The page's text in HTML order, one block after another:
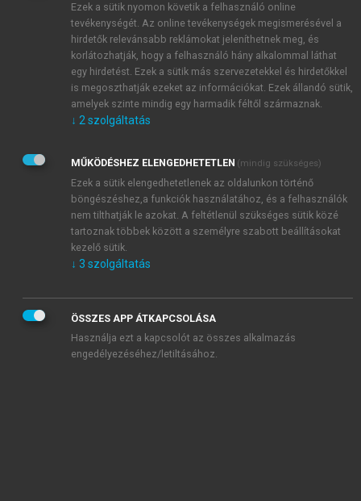
JELSZÓ ÚJRA
Kérek értesítést a MeRSZ újdonságairól, akcióiról.
Kérek értesítést az Akadémiai Kiadó Zrt. újdonságairól,
Adatkezelési tájékoztatóbanfoglaltakat tudomásul
veszem és elfogadom.
Általános vásárlási feltételeket, valamint a szotar.netés a
mersz.huoldalak licencszerződéseiben foglaltakat
tudomásul veszem és elfogadom.
KIPRÓBÁLOM
Ezek a sütik nyomon követik a felhasználó online
tevékenységét. Az online tevékenységek megismerésével a
hirdetők relevánsabb reklámokat jeleníthetnek meg, és
korlátozhatják, hogy a felhasználó hány alkalommal láthat
egy hirdetést. Ezek a sütik más szervezetekkel és hirdetőkkel
is megoszthatják ezeket az információkat. Ezek állandó sütik,
amelyek szinte mindig egy harmadik féltől származnak.
↓ 2 szolgáltatás
MŰKÖDÉSHEZ ELENGEDHETETLEN (mindig szükséges)
Ezek a sütik elengedhetetlenek az oldalunkon történő
böngészéshez,a funkciók használatához, és a felhasználók
nem tilthatják le azokat. A feltétlenül szükséges sütik közé
tartoznak többek között a személyre szabott beállításokat
kezelő sütik.
↓ 3 szolgáltatás
ÖSSZES APP ÁTKAPCSOLÁSA
Használja ezt a kapcsolót az összes alkalmazás
engedélyezéséhez/letiltásához.